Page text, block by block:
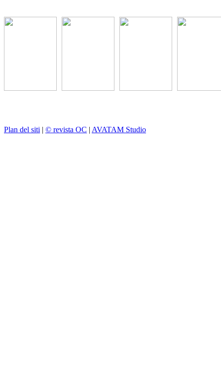
Plan del siti | © revista OC | AVATAM Studio